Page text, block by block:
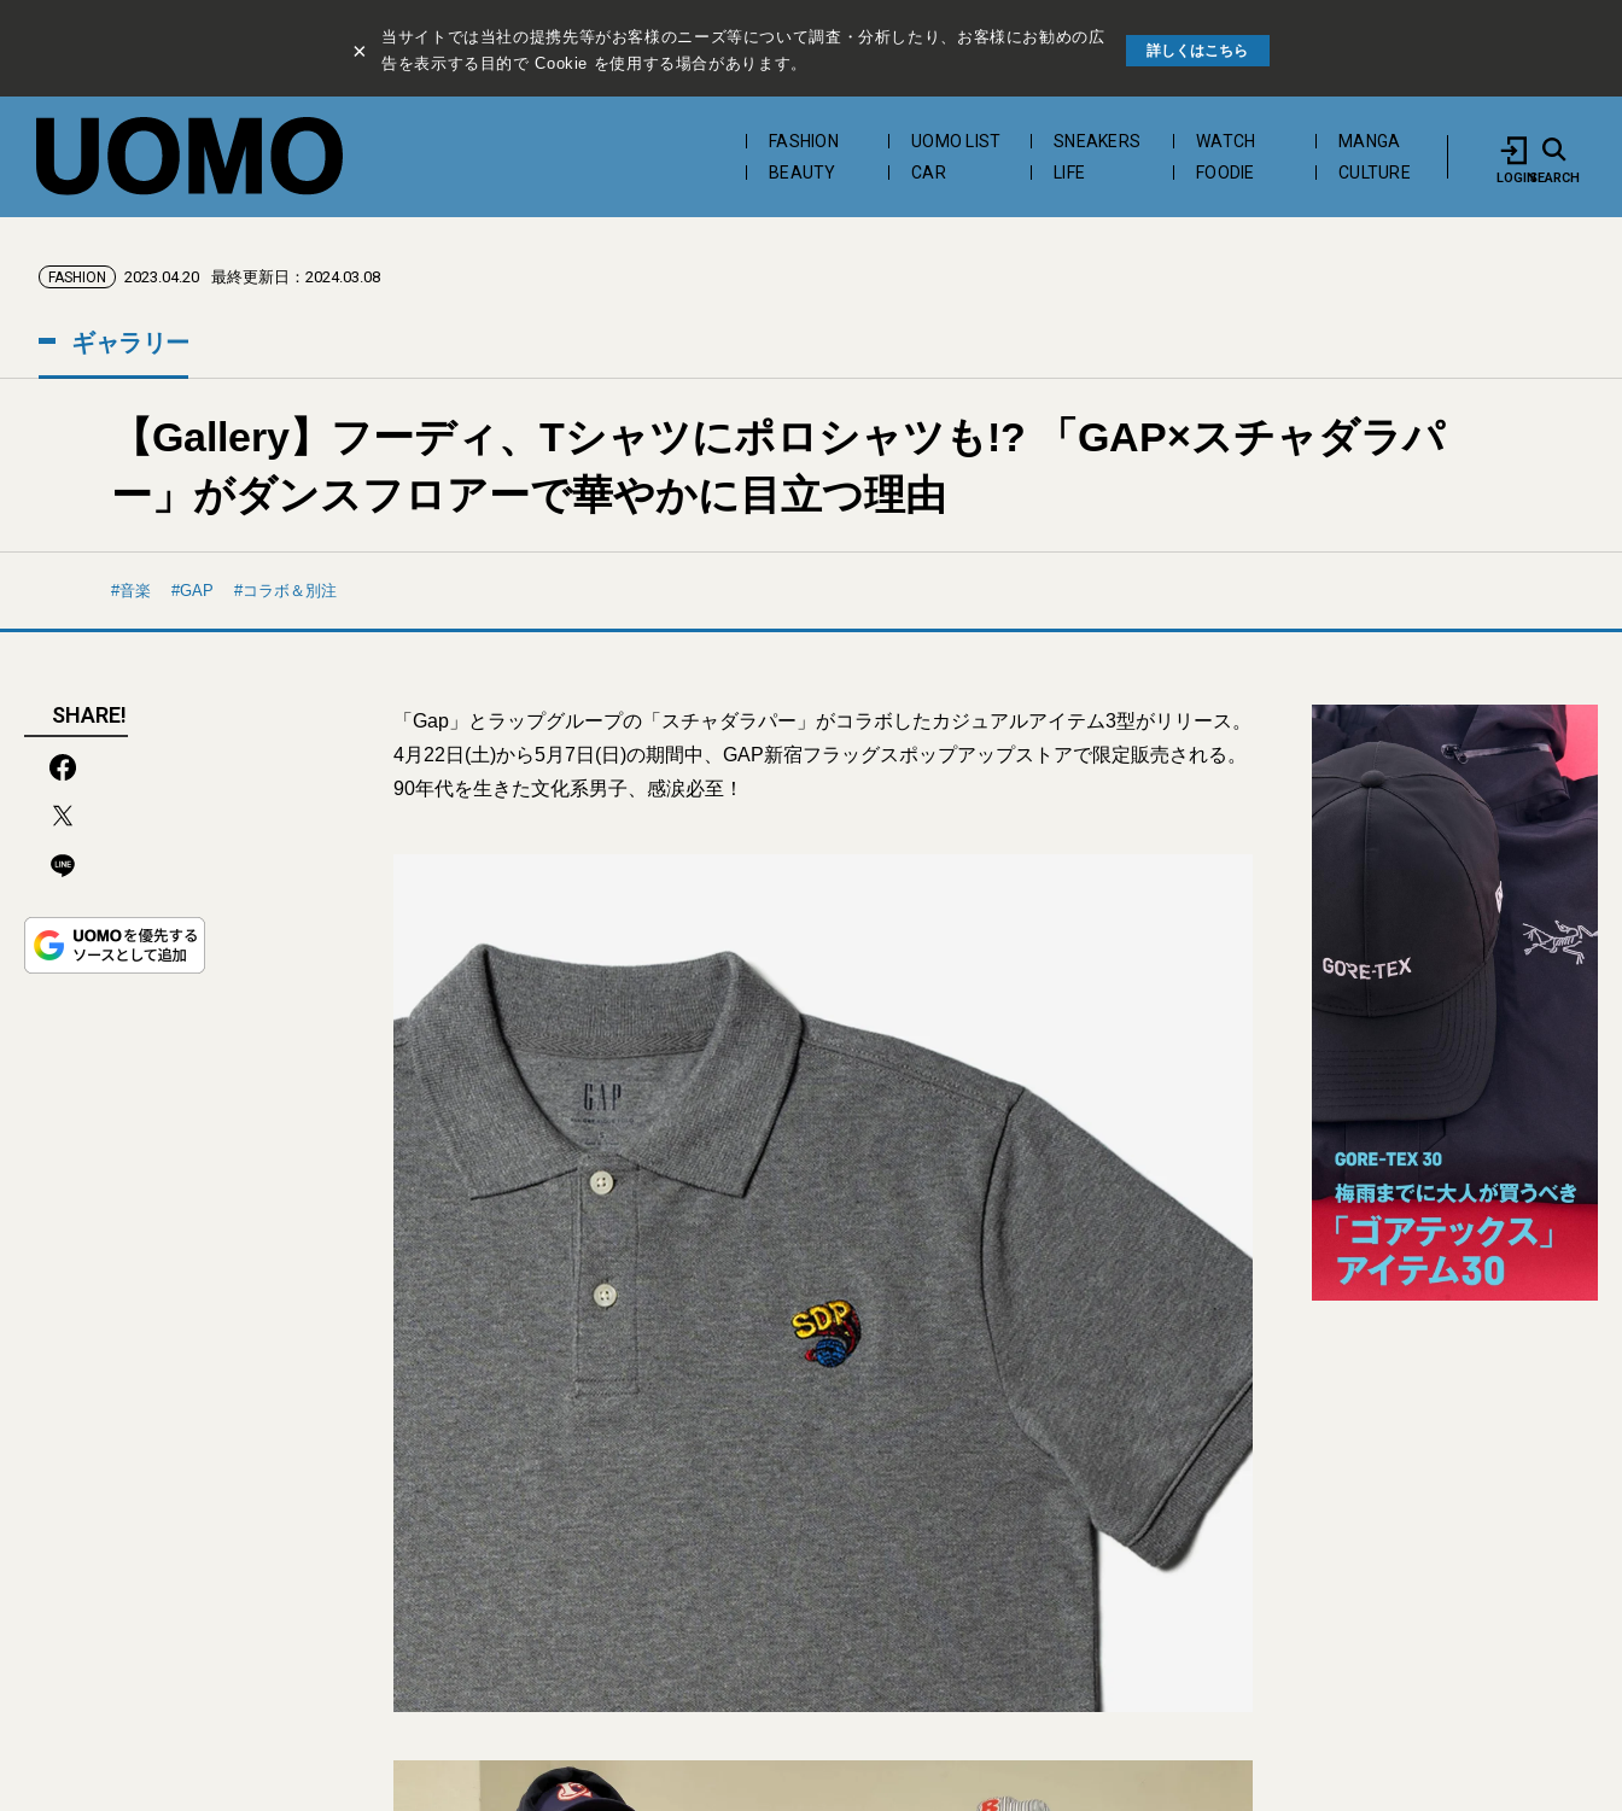
×
当サイトでは当社の提携先等がお客様のニーズ等について調査・分析したり、お客様にお勧めの広
告を表示する目的で Cookie を使用する場合があります。
詳しくはこちら
FASHION UOMO LIST SNEAKERS WATCH
MANGA
BEAUTY
CAR LIFE FOODIE CULTURE LOGINSEARCH
FASHION 2023.04.20 最終更新日：2024.03.08
ギャラリー
【Gallery】フーディ、Tシャツにポロシャツも!? 「GAP×スチャダラパ
ー」がダンスフロアーで華やかに目立つ理由
音楽 GAP コラボ＆別注
SHARE!
「Gap」とラップグループの「スチャダラパー」がコラボしたカジュアルアイテム3型がリリース。
4月22日(土)から5月7日(日)の期間中、GAP新宿フラッグスポップアップストアで限定販売される。
90年代を生きた文化系男子、感涙必至！